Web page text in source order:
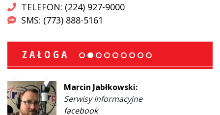
TELEFON: (224) 927-9000
SMS: (773) 888-5161
ZAŁOGA
Marcin Jabłkowski:
Serwisy Informacyjne
facebook